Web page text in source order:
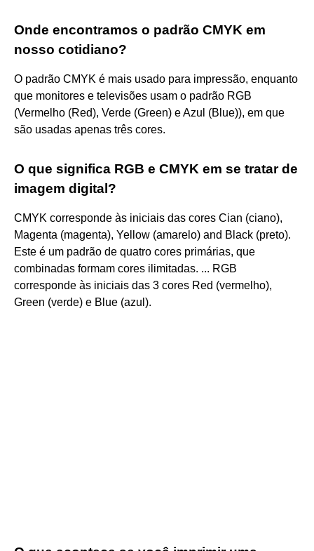
Onde encontramos o padrão CMYK em
nosso cotidiano?
O padrão CMYK é mais usado para impressão, enquanto
que monitores e televisões usam o padrão RGB
(Vermelho (Red), Verde (Green) e Azul (Blue)), em que
são usadas apenas três cores.
O que significa RGB e CMYK em se tratar de
imagem digital?
CMYK corresponde às iniciais das cores Cian (ciano),
Magenta (magenta), Yellow (amarelo) and Black (preto).
Este é um padrão de quatro cores primárias, que
combinadas formam cores ilimitadas. ... RGB
corresponde às iniciais das 3 cores Red (vermelho),
Green (verde) e Blue (azul).